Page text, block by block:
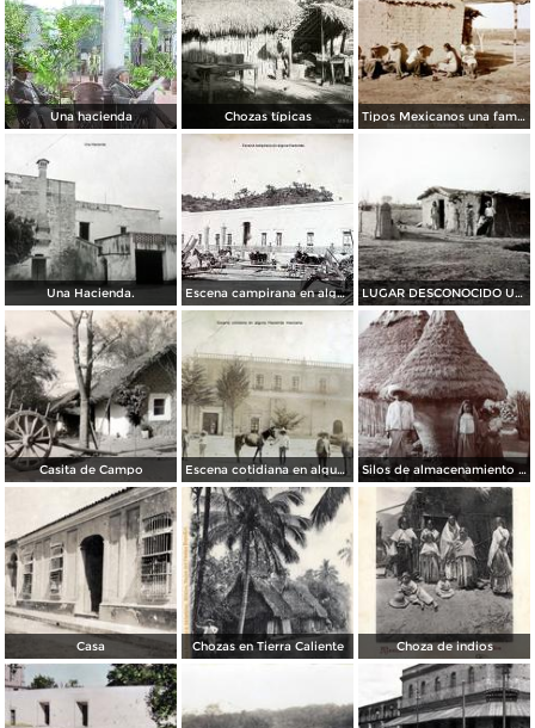
Una hacienda Chozas típicas Tipos Mexicanos una familia Mexicana.
Una Hacienda. Escena campirana en alguna Hacienda. LUGAR DESCONOCIDO Una casa de Adobe.
Casita de Campo Escena cotidiana en alguna Hacienda mexicana Silos de almacenamiento de Maiz
Casa Chozas en Tierra Caliente Choza de indios